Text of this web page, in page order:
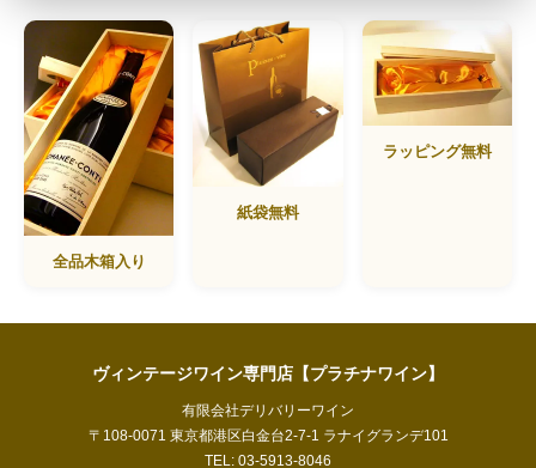
全品木箱入り
紙袋無料
ラッピング無料
ヴィンテージワイン専門店【プラチナワイン】
有限会社デリバリーワイン
〒108-0071 東京都港区白金台2-7-1 ラナイグランデ101
TEL: 03-5913-8046